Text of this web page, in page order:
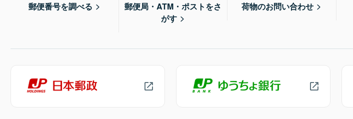
郵便番号を調べる
郵便局・ATM・ポストをさ
がす
荷物のお問い合わせ